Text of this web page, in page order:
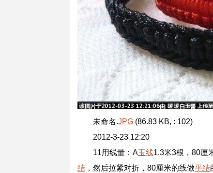
未命名.JPG (86.83 KB, : 102)
2012-3-23 12:20
11用线量：A玉线1.3米3根，80厘
结 ，然后拉紧对折，80厘米的线做平结